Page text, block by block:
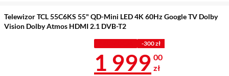
Telewizor TCL 55C6KS 55" QD-Mini LED 4K 60Hz Google TV Dolby
Vision Dolby Atmos HDMI 2.1 DVB-T2
-300 zł
Cena 1 999 zł
1 999 00
zł